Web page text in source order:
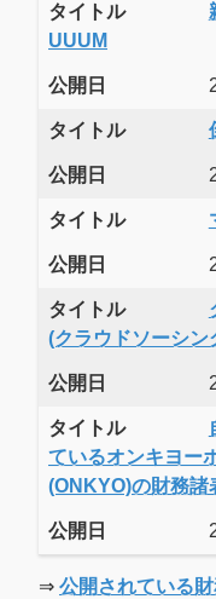
タイトル
UUUM
公開日
タイトル
公開日
タイトル
公開日
タイトル
(クラウドソーシン
公開日
タイトル
ているオンキヨー
(ONKYO)の財務諸
公開日
⇒ 公開されている